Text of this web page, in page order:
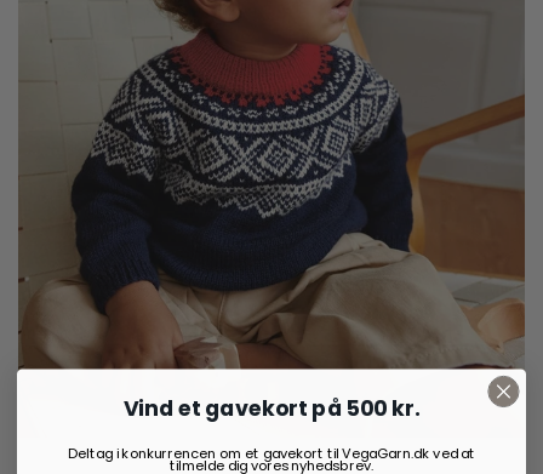
Vind et gavekort på 500 kr.
Deltag i konkurrencen om et gavekort til VegaGarn.dk ved at
tilmelde dig vores nyhedsbrev.